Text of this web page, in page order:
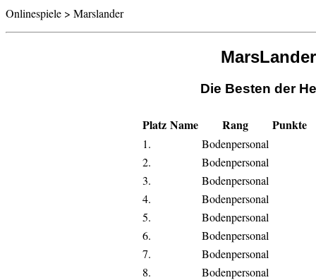
Onlinespiele > Marslander
Die Besten der
Platz Name Rang Punkte
1.
Bodenpersonal
2.
Bodenpersonal
3.
Bodenpersonal
4.
Bodenpersonal
5.
Bodenpersonal
6.
Bodenpersonal
7.
Bodenpersonal
8.
Bodenpersonal